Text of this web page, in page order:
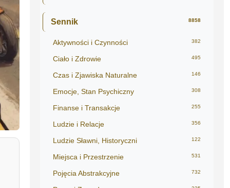
Sennik 8858
Aktywności i Czynności 382
Ciało i Zdrowie 495
Czas i Zjawiska Naturalne 146
Emocje, Stan Psychiczny 308
Finanse i Transakcje 255
Ludzie i Relacje 356
Ludzie Sławni, Historyczni 122
Miejsca i Przestrzenie 531
Pojęcia Abstrakcyjne 732